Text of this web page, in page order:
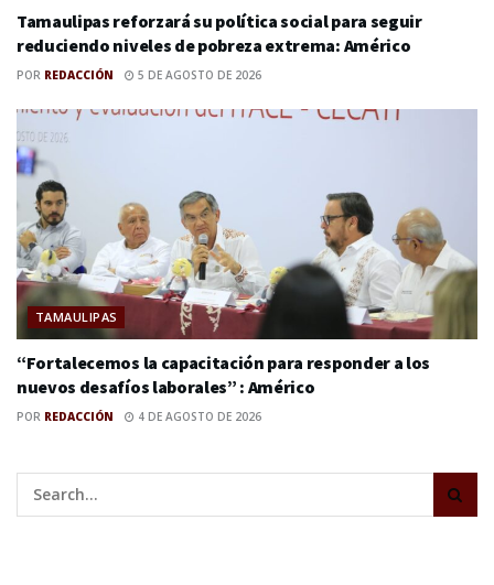
Tamaulipas reforzará su política social para seguir
reduciendo niveles de pobreza extrema: Américo
POR REDACCIÓN 5 DE AGOSTO DE 2026
TAMAULIPAS
“Fortalecemos la capacitación para responder a los
nuevos desafíos laborales” : Américo
POR REDACCIÓN 4 DE AGOSTO DE 2026